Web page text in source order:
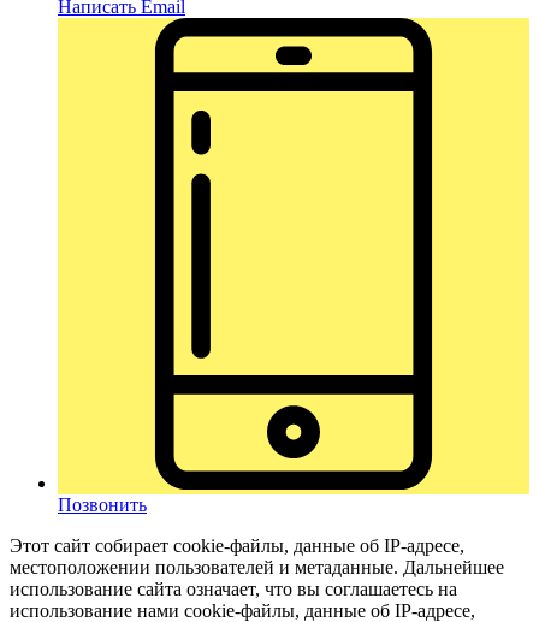
Написать Email
Позвонить
Этот сайт собирает cookie-файлы, данные об IP-адресе,
местоположении пользователей и метаданные. Дальнейшее
использование сайта означает, что вы соглашаетесь на
использование нами cookie-файлы, данные об IP-адресе,